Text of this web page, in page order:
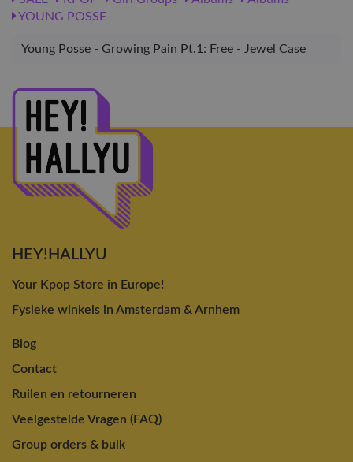
YOUNG POSSE
Young Posse - Growing Pain Pt.1: Free - Jewel Case
HEY!HALLYU
Your Kpop Store in Europe!
Fysieke winkels in Amsterdam & Arnhem
Blog
Contact
Ruilen en retourneren
Veelgestelde Vragen (FAQ)
Group orders & bulk